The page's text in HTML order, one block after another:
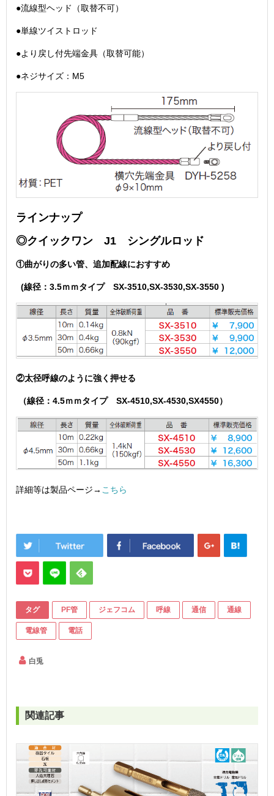
●流線型ヘッド（取替不可）
●単線ツイストロッド
●より戻し付先端金具（取替可能）
●ネジサイズ：M5
ラインナップ
◎クイックワン J1 シングルロッド
①曲がりの多い管、追加配線におすすめ
(線径：3.5ｍｍタイプ SX-3510,SX-3530,SX-3550 )
②太径呼線のように強く押せる
（線径：4.5ｍｍタイプ SX-4510,SX-4530,SX4550）
詳細等は製品ページ→ こちら
タグ PF管 ジェフコム 呼線 通信 通線
電線管 電話
白兎
関連記事